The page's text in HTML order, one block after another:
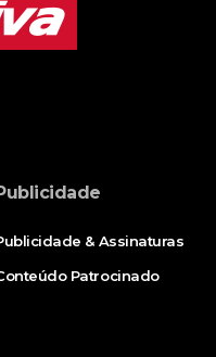
& Assinaturas
Patrocinado